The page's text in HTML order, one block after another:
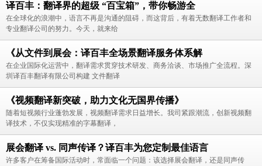
译百丰：翻译界的超级 “百宝箱”，带你畅游全
在全球化的浪潮中，语言不再是沟通的阻碍，而这背后，有着无数翻译工作者和
专业翻译公司的努力。今天，就来给
《从文件到展会：译百丰全场景翻译服务体系解
在企业国际化运营中，翻译需求贯穿技术研发、商务洽谈、市场推广全流程。深
圳译百丰翻译有限公司构建 文件翻译
《视频翻译新突破，助力文化无国界传播》
随着短视频行业蓬勃发展，视频翻译需求日益增长。我司紧跟潮流，创新视频翻
译技术，不仅实现精准的字幕翻译，
展会翻译 vs. 同声传译？译百丰为您定制最佳语言
许多客户在筹备国际活动时，常面临一个问题：该选择展会翻译，还是同声传